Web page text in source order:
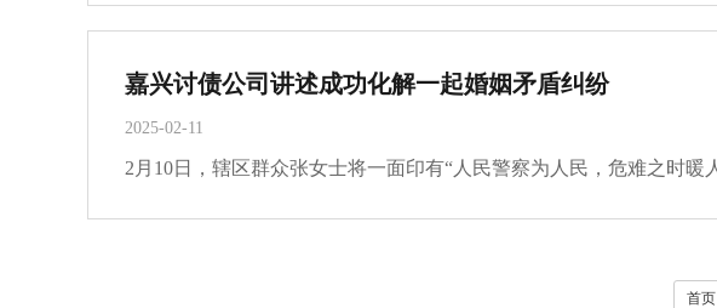
嘉兴讨债公司讲述成功化解一起婚姻矛盾纠纷
2025-02-11
首页